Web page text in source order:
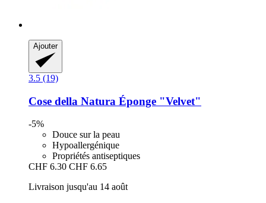
Ajouter
3.5 (19)
Cose della Natura Éponge "Velvet"
-5%
Douce sur la peau
Hypoallergénique
Propriétés antiseptiques
CHF 6.30 CHF 6.65
Livraison jusqu'au 14 août